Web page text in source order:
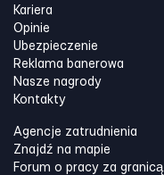
Kariera
Opinie
Ubezpieczenie
Reklama banerowa
Nasze nagrody
Kontakty
Agencje zatrudnienia
Znajdź na mapie
Forum o pracy za granicą